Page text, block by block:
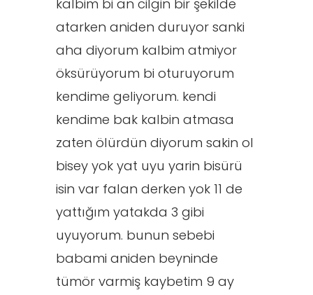
kalbim bi an cilgin bir şekilde
atarken aniden duruyor sanki
aha diyorum kalbim atmiyor
öksürüyorum bi oturuyorum
kendime geliyorum. kendi
kendime bak kalbin atmasa
zaten ölürdün diyorum sakin ol
bisey yok yat uyu yarin bisürü
isin var falan derken yok 11 de
yattığım yatakda 3 gibi
uyuyorum. bunun sebebi
babami aniden beyninde
tümör varmiş kaybetim 9 ay